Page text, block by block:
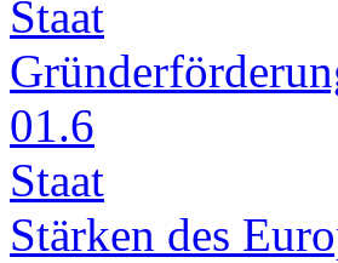
Staat
01.6
Staat
Stär­ken des